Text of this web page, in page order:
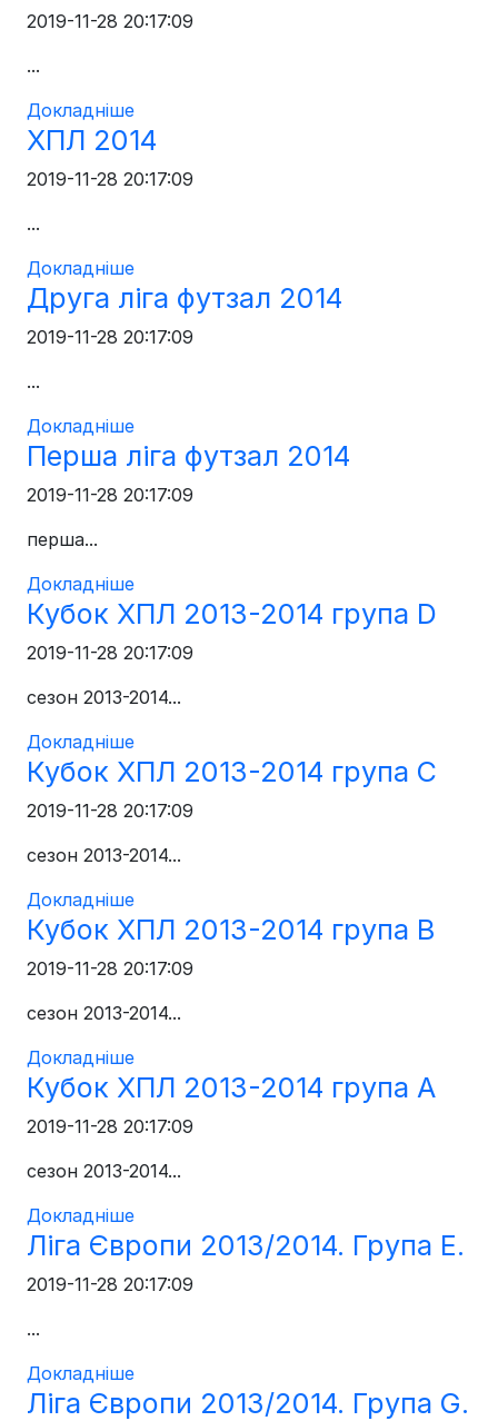
2019-11-28 20:17:09
...
Докладніше
ХПЛ 2014
2019-11-28 20:17:09
...
Докладніше
Друга ліга футзал 2014
2019-11-28 20:17:09
...
Докладніше
Перша ліга футзал 2014
2019-11-28 20:17:09
перша...
Докладніше
Кубок ХПЛ 2013-2014 група D
2019-11-28 20:17:09
сезон 2013-2014...
Докладніше
Кубок ХПЛ 2013-2014 група C
2019-11-28 20:17:09
сезон 2013-2014...
Докладніше
Кубок ХПЛ 2013-2014 група B
2019-11-28 20:17:09
сезон 2013-2014...
Докладніше
Кубок ХПЛ 2013-2014 група А
2019-11-28 20:17:09
сезон 2013-2014...
Докладніше
Ліга Європи 2013/2014. Група E.
2019-11-28 20:17:09
...
Докладніше
Ліга Європи 2013/2014. Група G.